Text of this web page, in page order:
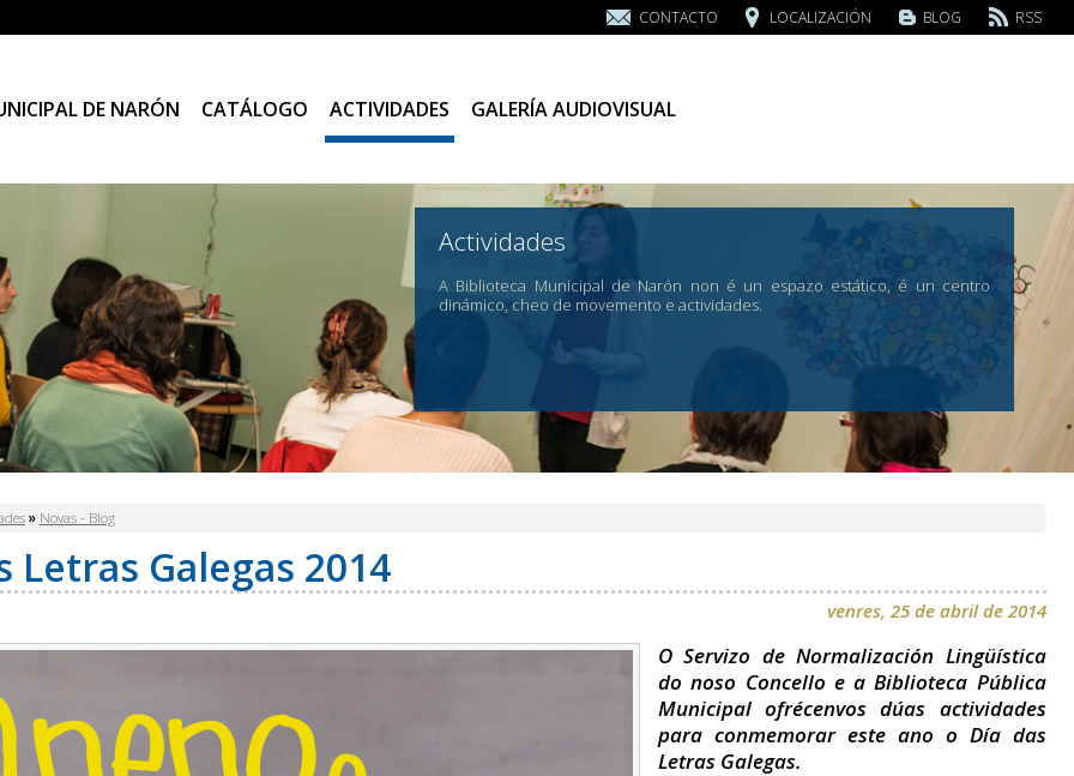
CONTACTO LOCALIZACIÓN BLOG RSS
DE NARÓN CATÁLOGO ACTIVIDADES GALERÍA AUDIOVISUAL
Actividades
A Biblioteca Municipal de Narón non é un espazo estático, é un centro
dinámico, cheo de movemento e actividades.
aquí
» Novas - Blog
Letras Galegas 2014
venres, 25 de abril de 2014
O Servizo de Normalización Lingüística
do noso Concello e a Biblioteca Pública
Municipal ofrécenvos dúas actividades
para conmemorar este ano o Día das
Letras Galegas.